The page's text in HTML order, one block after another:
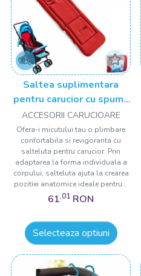
Saltea suplimentara
pentru carucior cu spuma
Cushion, BabyJem
ACCESORII CARUCIOARE
Ofera-i micutului tau o plimbare
confortabila si revigoranta cu
salteluta pentru carucior. Prin
adaptarea la forma individuala a
corpului, salteluta ajuta la crearea
pozitiei anatomice ideale pentru...
61,01 RON
Selecteaza optiuni